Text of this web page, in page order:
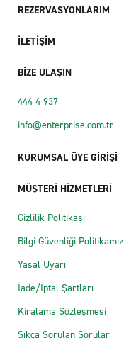
REZERVASYONLARIM
İLETİŞİM
BİZE ULAŞIN
444 4 937
info@enterprise.com.tr
KURUMSAL ÜYE GİRİŞİ
MÜŞTERİ HİZMETLERİ
Gizlilik Politikası
Bilgi Güvenliği Politikamız
Yasal Uyarı
İade/İptal Şartları
Kiralama Sözleşmesi
Sıkça Sorulan Sorular